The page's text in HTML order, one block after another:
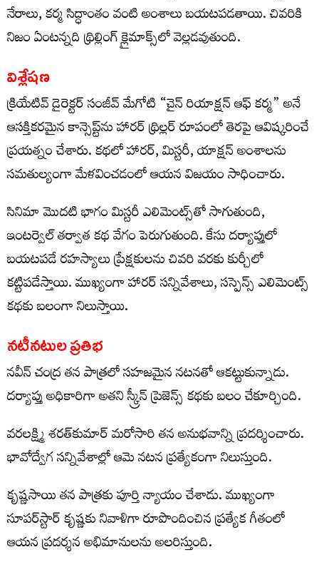
నేరాలు, కర్మ సిద్ధాంతం వంటి అంశాలు బయటపడతాయి. చివరికి
నిజం ఏంటన్నది థ్రిల్లింగ్ క్లైమాక్స్‌లో వెల్లడవుతుంది.
విశ్లేషణ
క్రియేటివ్ డైరెక్టర్ సంజీవ్ మేగోటి “చైన్ రియాక్షన్ ఆఫ్ కర్మ” అనే
ఆసక్తికరమైన కాన్సెప్ట్‌ను హారర్ థ్రిల్లర్ రూపంలో తెరపై ఆవిష్కరించే
ప్రయత్నం చేశారు. కథలో హారర్, మిస్టరీ, యాక్షన్ అంశాలను
సమతుల్యంగా మేళవించడంలో ఆయన విజయం సాధించారు.
సినిమా మొదటి భాగం మిస్టరీ ఎలిమెంట్స్‌తో సాగుతుంది,
ఇంటర్వెల్ తర్వాత కథ వేగం పెరుగుతుంది. కేసు దర్యాప్తులో
బయటపడే రహస్యాలు ప్రేక్షకులను చివరి వరకు కుర్చీలో
కట్టిపడేస్తాయి. ముఖ్యంగా హారర్ సన్నివేశాలు, సస్పెన్స్ ఎలిమెంట్స్
కథకు బలంగా నిలుస్తాయి.
నటీనటుల ప్రతిభ
నవీన్ చంద్ర తన పాత్రలో సహజమైన నటనతో ఆకట్టుకున్నాడు.
దర్యాప్తు అధికారిగా అతని స్క్రీన్ ప్రెజెన్స్ కథకు బలం చేకూర్చింది.
వరలక్ష్మి శరత్‌కుమార్ మరోసారి తన అనుభవాన్ని ప్రదర్శించారు.
భావోద్వేగ సన్నివేశాల్లో ఆమె నటన ప్రత్యేకంగా నిలుస్తుంది.
కృష్ణసాయి తన పాత్రకు పూర్తి న్యాయం చేశాడు. ముఖ్యంగా
సూపర్‌స్టార్ కృష్ణకు నివాళిగా రూపొందించిన ప్రత్యేక గీతంలో
ఆయన ప్రదర్శన అభిమానులను అలరిస్తుంది.